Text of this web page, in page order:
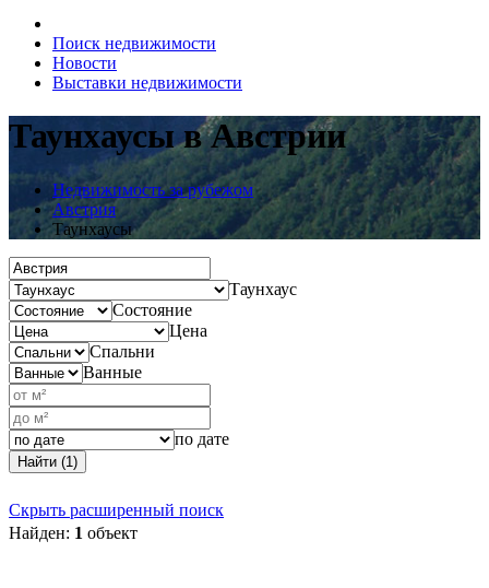
Поиск недвижимости
Новости
Выставки недвижимости
Таунхаусы в Австрии
Недвижимость за рубежом
Австрия
Таунхаусы
Таунхаус
Состояние
Цена
Спальни
Ванные
по дате
Найти (1)
Скрыть расширенный поиск
Найден: 1 объект